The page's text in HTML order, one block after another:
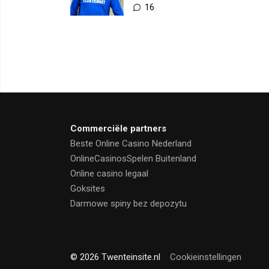
rol te bepalen
16
Commerciële partners
Beste Online Casino Nederland
OnlineCasinosSpelen Buitenland
Online casino legaal
Goksites
Darmowe spiny bez depozytu
© 2026 Twenteinsite.nl Cookieinstellingen